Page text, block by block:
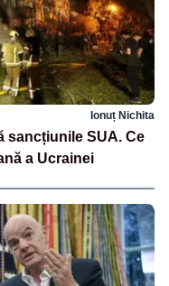
Ionuț Nichita
sancțiunile SUA. Ce
a Ucrainei